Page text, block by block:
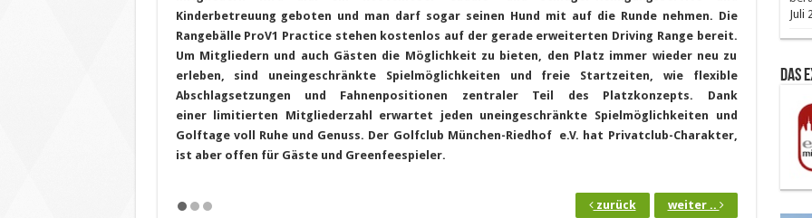
Kinderbetreuung geboten und man darf sogar seinen Hund mit auf die Runde nehmen. Die
Rangebälle ProV1 Practice stehen kostenlos auf der gerade erweiterten Driving Range bereit.
Um Mitgliedern und auch Gästen die Möglichkeit zu bieten, den Platz immer wieder neu zu
erleben, sind uneingeschränkte Spielmöglichkeiten und freie Startzeiten, wie flexible
Abschlagsetzungen und Fahnenpositionen zentraler Teil des Platzkonzepts. Dank
einer limitierten Mitgliederzahl erwartet jeden uneingeschränkte Spielmöglichkeiten und
Golftage voll Ruhe und Genuss. Der Golfclub München-Riedhof e.V. hat Privatclub-Charakter,
ist aber offen für Gäste und Greenfeespieler.
weiter ..
zurück
Juli
Das